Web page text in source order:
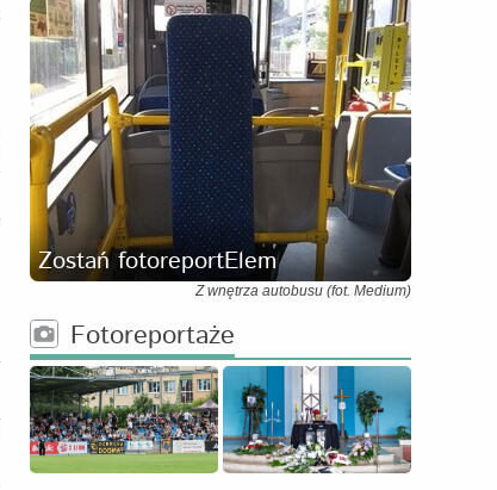
Zostań fotoreportElem
Z wnętrza autobusu (fot. Medium)
Fotoreportaże